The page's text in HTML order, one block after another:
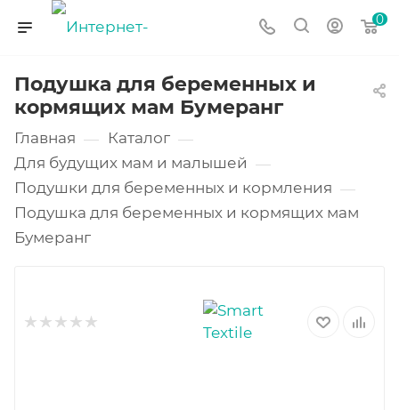
0
Подушка для беременных и
кормящих мам Бумеранг
Главная — Каталог —
Для будущих мам и малышей —
Подушки для беременных и кормления —
Подушка для беременных и кормящих мам
Бумеранг